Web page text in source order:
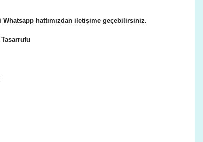
hattımızdan iletişime geçebilirsiniz.